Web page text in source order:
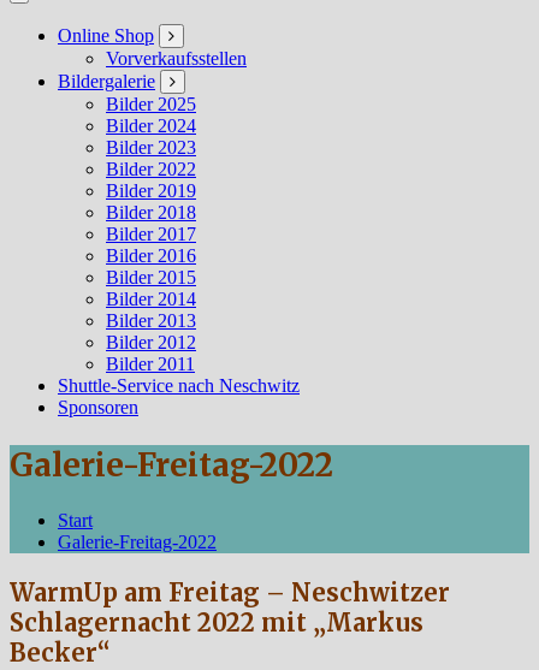
Online Shop
Vorverkaufsstellen
Bildergalerie
Bilder 2025
Bilder 2024
Bilder 2023
Bilder 2022
Bilder 2019
Bilder 2018
Bilder 2017
Bilder 2016
Bilder 2015
Bilder 2014
Bilder 2013
Bilder 2012
Bilder 2011
Shuttle-Service nach Neschwitz
Sponsoren
Galerie-Freitag-2022
Start
Galerie-Freitag-2022
WarmUp am Freitag – Neschwitzer
Schlagernacht 2022 mit „Markus
Becker“